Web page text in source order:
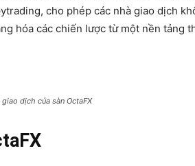
cho phép các nhà giao dịch
hóa các chiến lược từ một nền tảng
dịch của sàn OctaFX